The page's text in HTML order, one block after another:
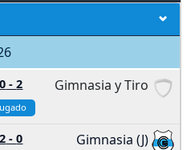
0 -2 Gimnasia y Tiro
2 -0 Gimnasia (J)